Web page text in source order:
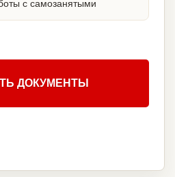
с самозанятыми
ДОКУМЕНТЫ